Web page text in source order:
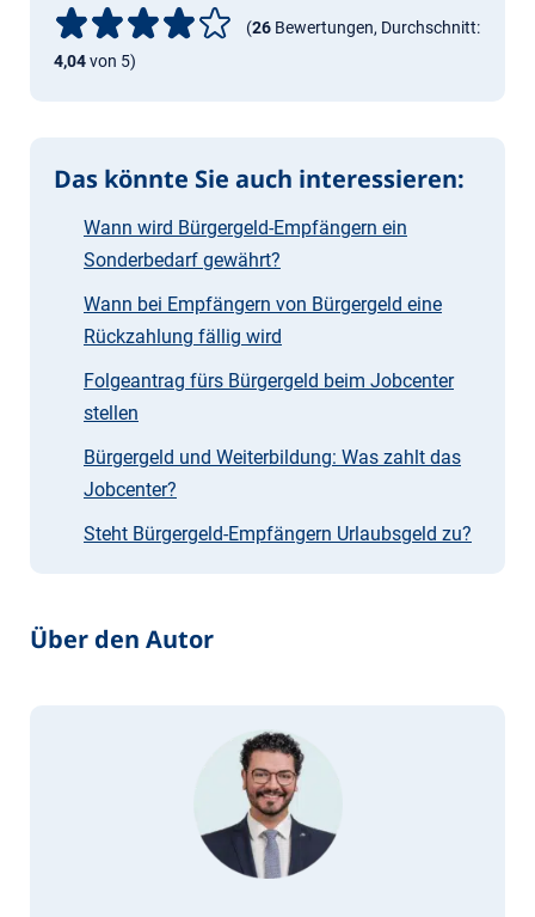
(26 Bewertungen, Durchschnitt:
4,04von 5)
Das könnte Sie auch interessieren:
Wann wird Bürgergeld-Empfängern ein
Sonderbedarf gewährt?
Wann bei Empfängern von Bürgergeld eine
Rückzahlung fällig wird
Folgeantrag fürs Bürgergeld beim Jobcenter
stellen
Bürgergeld und Weiterbildung: Was zahlt das
Jobcenter?
Steht Bürgergeld-Empfängern Urlaubsgeld zu?
Über den Autor